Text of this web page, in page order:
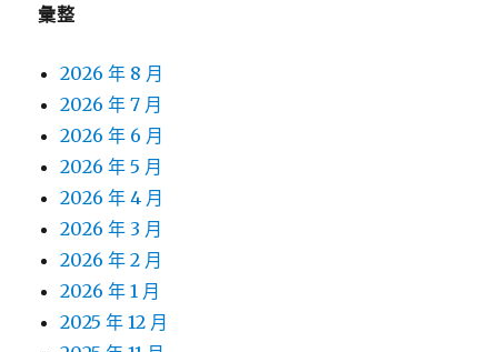
彙整
2026 年 8 月
2026 年 7 月
2026 年 6 月
2026 年 5 月
2026 年 4 月
2026 年 3 月
2026 年 2 月
2026 年 1 月
2025 年 12 月